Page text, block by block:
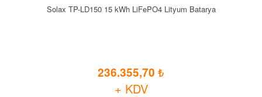
Solax TP-LD150 15 kWh LiFePO4 Lityum Batarya
236.355,70
+ KDV